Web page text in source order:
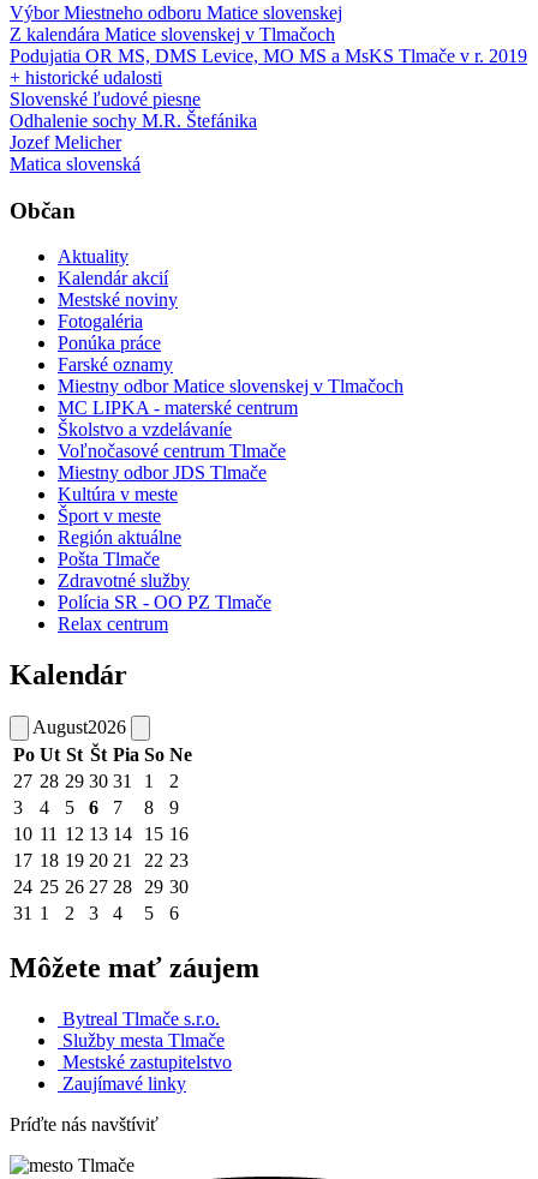
Výbor Miestneho odboru Matice slovenskej
Z kalendára Matice slovenskej v Tlmačoch
Podujatia OR MS, DMS Levice, MO MS a MsKS Tlmače v r. 2019
+ historické udalosti
Slovenské ľudové piesne
Odhalenie sochy M.R. Štefánika
Jozef Melicher
Matica slovenská
Občan
Aktuality
Kalendár akcií
Mestské noviny
Fotogaléria
Ponúka práce
Farské oznamy
Miestny odbor Matice slovenskej v Tlmačoch
MC LIPKA - materské centrum
Školstvo a vzdelávaníe
Voľnočasové centrum Tlmače
Miestny odbor JDS Tlmače
Kultúra v meste
Šport v meste
Región aktuálne
Pošta Tlmače
Zdravotné služby
Polícia SR - OO PZ Tlmače
Relax centrum
Kalendár
August2026
Po Ut St Št Pia So Ne
27 28 29 30 31 1
2
3
4 5 6 7 8
9
10 11 12 13 14 15 16
17 18 19 20 21 22 23
24 25 26 27 28 29 30
31 1 2 3 4 5 6
Môžete mať záujem
Bytreal Tlmače s.r.o.
Služby mesta Tlmače
Mestské zastupitelstvo
Zaujímavé linky
Príďte nás navštíviť